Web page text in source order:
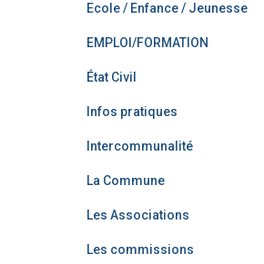
Ecole / Enfance / Jeunesse
EMPLOI/FORMATION
État Civil
Infos pratiques
Intercommunalité
La Commune
Les Associations
Les commissions